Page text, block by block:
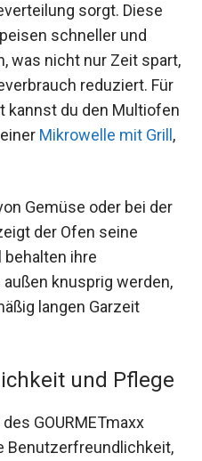
sorgt. Diese
schneller und
was nicht nur Zeit spart,
reduziert. Für
kannst du den Multiofen
Mikrowelle mit Grill ,
Gemüse oder bei der
der Ofen seine
behalten ihre
knusprig werden,
langen Garzeit
und Pflege
GOURMETmaxx
Benutzerfreundlichkeit,